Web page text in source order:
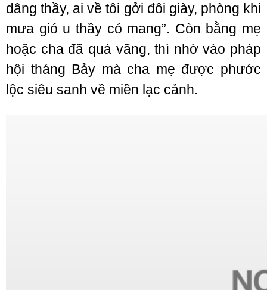
dâng thầy, ai về tôi gởi đôi giày, phòng khi
mưa gió u thầy có mang”. Còn bằng mẹ
hoặc cha đã quá vãng, thì nhờ vào pháp
hội tháng Bảy mà cha mẹ được phước
lộc siêu sanh về miền lạc cảnh.